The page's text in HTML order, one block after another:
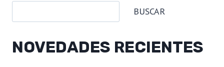
BUSCAR
NOVEDADES RECIENTES